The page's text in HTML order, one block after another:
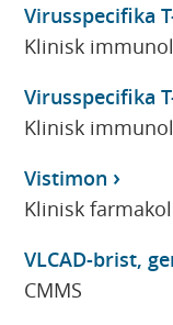
Virusspecifika
Klinisk
Virusspecifika
Klinisk
Vistimon
Klinisk
VLCAD-brist,
CMMS